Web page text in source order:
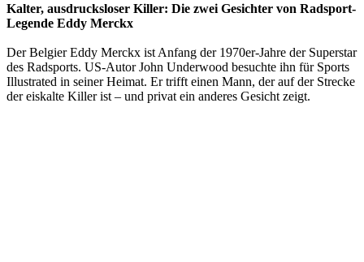
Kalter, ausdrucksloser Killer: Die zwei Gesichter von Radsport-
Legende Eddy Merckx
Der Belgier Eddy Merckx ist Anfang der 1970er-Jahre der Superstar
des Radsports. US-Autor John Underwood besuchte ihn für Sports
Illustrated in seiner Heimat. Er trifft einen Mann, der auf der Strecke
der eiskalte Killer ist – und privat ein anderes Gesicht zeigt.